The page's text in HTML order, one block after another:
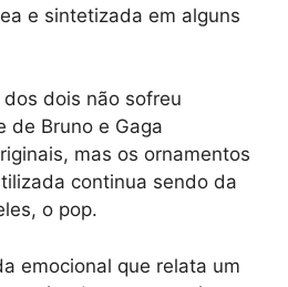
e sintetizada em alguns
dois não sofreu
de Bruno e Gaga
mas os ornamentos
continua sendo da
o pop.
emocional que relata um